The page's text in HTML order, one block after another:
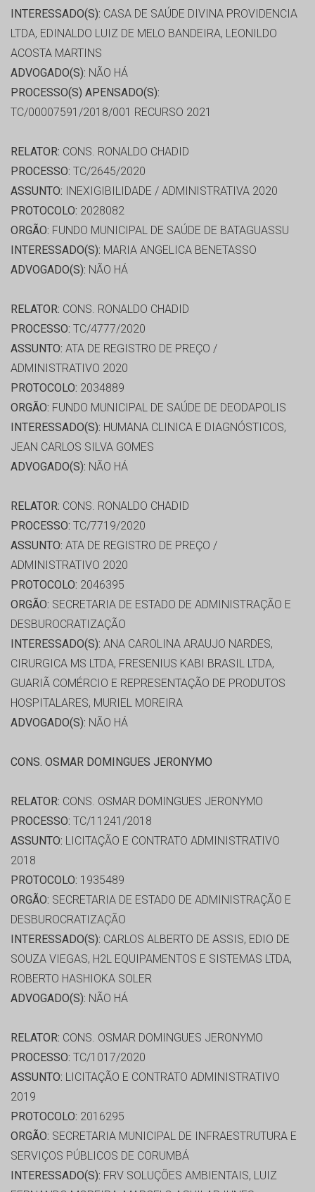
INTERESSADO(S): CASA DE SAÚDE DIVINA PROVIDENCIA
LTDA, EDINALDO LUIZ DE MELO BANDEIRA, LEONILDO
ACOSTA MARTINS
ADVOGADO(S): NÃO HÁ
PROCESSO(S) APENSADO(S):
TC/00007591/2018/001 RECURSO 2021
RELATOR: CONS. RONALDO CHADID
PROCESSO: TC/2645/2020
ASSUNTO: INEXIGIBILIDADE / ADMINISTRATIVA 2020
PROTOCOLO: 2028082
ORGÃO: FUNDO MUNICIPAL DE SAÚDE DE BATAGUASSU
INTERESSADO(S): MARIA ANGELICA BENETASSO
ADVOGADO(S): NÃO HÁ
RELATOR: CONS. RONALDO CHADID
PROCESSO: TC/4777/2020
ASSUNTO: ATA DE REGISTRO DE PREÇO /
ADMINISTRATIVO 2020
PROTOCOLO: 2034889
ORGÃO: FUNDO MUNICIPAL DE SAÚDE DE DEODAPOLIS
INTERESSADO(S): HUMANA CLINICA E DIAGNÓSTICOS,
JEAN CARLOS SILVA GOMES
ADVOGADO(S): NÃO HÁ
RELATOR: CONS. RONALDO CHADID
PROCESSO: TC/7719/2020
ASSUNTO: ATA DE REGISTRO DE PREÇO /
ADMINISTRATIVO 2020
PROTOCOLO: 2046395
ORGÃO: SECRETARIA DE ESTADO DE ADMINISTRAÇÃO E
DESBUROCRATIZAÇÃO
INTERESSADO(S): ANA CAROLINA ARAUJO NARDES,
CIRURGICA MS LTDA, FRESENIUS KABI BRASIL LTDA,
GUARIÃ COMÉRCIO E REPRESENTAÇÃO DE PRODUTOS
HOSPITALARES, MURIEL MOREIRA
ADVOGADO(S): NÃO HÁ
CONS. OSMAR DOMINGUES JERONYMO
RELATOR: CONS. OSMAR DOMINGUES JERONYMO
PROCESSO: TC/11241/2018
ASSUNTO: LICITAÇÃO E CONTRATO ADMINISTRATIVO
2018
PROTOCOLO: 1935489
ORGÃO: SECRETARIA DE ESTADO DE ADMINISTRAÇÃO E
DESBUROCRATIZAÇÃO
INTERESSADO(S): CARLOS ALBERTO DE ASSIS, EDIO DE
SOUZA VIEGAS, H2L EQUIPAMENTOS E SISTEMAS LTDA,
ROBERTO HASHIOKA SOLER
ADVOGADO(S): NÃO HÁ
RELATOR: CONS. OSMAR DOMINGUES JERONYMO
PROCESSO: TC/1017/2020
ASSUNTO: LICITAÇÃO E CONTRATO ADMINISTRATIVO
2019
PROTOCOLO: 2016295
ORGÃO: SECRETARIA MUNICIPAL DE INFRAESTRUTURA E
SERVIÇOS PÚBLICOS DE CORUMBÁ
INTERESSADO(S): FRV SOLUÇÕES AMBIENTAIS, LUIZ